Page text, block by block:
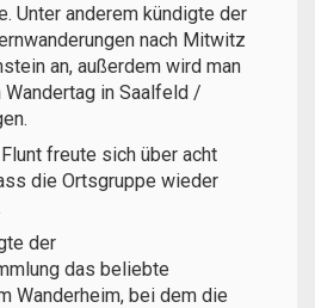
Unter anderem kündigte der
nach Mitwitz
an, außerdem wird man
in Saalfeld /
freute sich über acht
die Ortsgruppe wieder
der
das beliebte
Wanderheim, bei dem die